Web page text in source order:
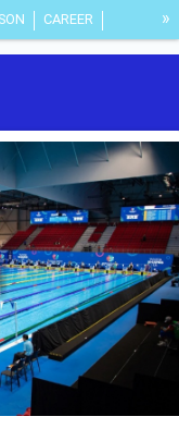
CAREER
VOICE FAQ
»